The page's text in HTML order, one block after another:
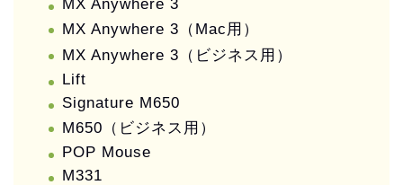
MX Anywhere 3
MX Anywhere 3（Mac用）
MX Anywhere 3（ビジネス用）
Lift
Signature M650
M650（ビジネス用）
POP Mouse
M331